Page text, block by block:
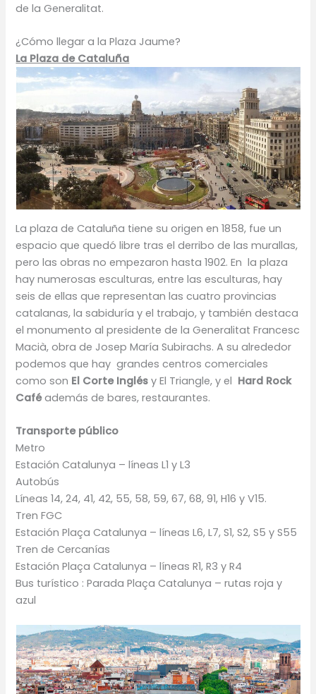
de la Generalitat.
¿Cómo llegar a la Plaza Jaume?
La Plaza de Cataluña
La plaza de Cataluña tiene su origen en 1858, fue un
espacio que quedó libre tras el derribo de las murallas,
pero las obras no empezaron hasta 1902. En la plaza
hay numerosas esculturas, entre las esculturas, hay
seis de ellas que representan las cuatro provincias
catalanas, la sabiduría y el trabajo, y también destaca
el monumento al presidente de la Generalitat Francesc
Macià, obra de Josep María Subirachs. A su alrededor
podemos que hay grandes centros comerciales
como son El Corte Inglés y El Triangle, y el Hard Rock
Caféademás de bares, restaurantes.
Transporte público
Metro
Estación Catalunya – líneas L1 y L3
Autobús
Líneas 14, 24, 41, 42, 55, 58, 59, 67, 68, 91, H16 y V15.
Tren FGC
Estación Plaça Catalunya – líneas L6, L7, S1, S2, S5 y S55
Tren de Cercanías
Estación Plaça Catalunya – líneas R1, R3 y R4
Bus turístico : Parada Plaça Catalunya – rutas roja y
azul